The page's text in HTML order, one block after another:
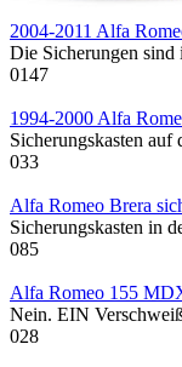
2004-2011 Alfa
Die Sicherungen sind
0147
1994-2000 Alfa
Sicherungskasten
033
Alfa Romeo Brera
Sicherungskasten in
085
Alfa Romeo 155
Nein. EIN
028